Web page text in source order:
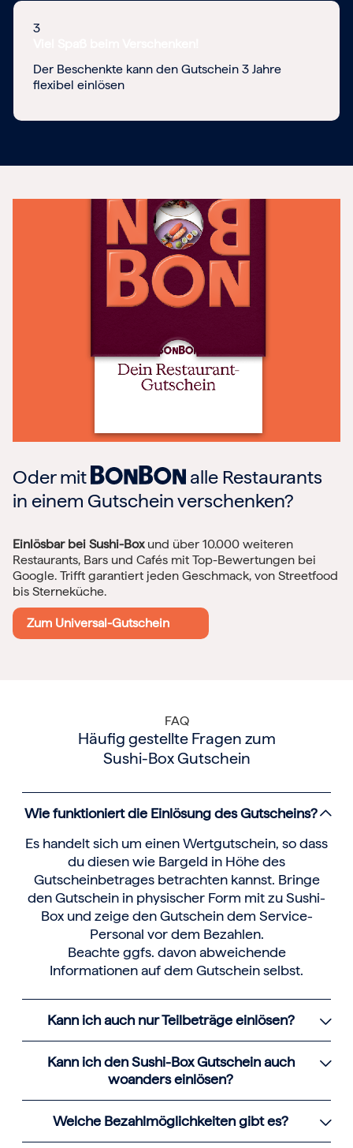
3
Der Beschenkte kann den Gutschein 3 Jahre
flexibel einlösen
Oder mit
alle Restaurants
in einem Gutschein verschenken?
Einlösbar bei Sushi-Boxund über 10.000 weiteren
Restaurants, Bars und Cafés mit Top-Bewertungen bei
Google. Trifft garantiert jeden Geschmack, von Streetfood
bis Sterneküche.
Zum Universal-Gutschein
FAQ
Häufig gestellte Fragen zum
Sushi-Box Gutschein
Wie funktioniert die Einlösung des Gutscheins?
Es handelt sich um einen Wertgutschein, so dass
du diesen wie Bargeld in Höhe des
Gutscheinbetrages betrachten kannst. Bringe
den Gutschein in physischer Form mit zu Sushi-
Box und zeige den Gutschein dem Service-
Personal vor dem Bezahlen.
Beachte ggfs. davon abweichende
Informationen auf dem Gutschein selbst.
Kann ich auch nur Teilbeträge einlösen?
Kann ich den Sushi-Box Gutschein auch
woanders einlösen?
Welche Bezahlmöglichkeiten gibt es?